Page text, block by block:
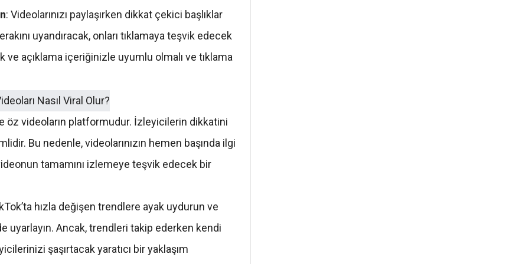
: Videolarınızı paylaşırken dikkat çekici başlıklar
uyandıracak, onları tıklamaya teşvik edecek
açıklama içeriğinizle uyumlu olmalı ve tıklama
öz videoların platformudur. İzleyicilerin dikkatini
Bu nedenle, videolarınızın hemen başında ilgi
tamamını izlemeye teşvik edecek bir
hızla değişen trendlere ayak uydurun ve
Ancak, trendleri takip ederken kendi
şaşırtacak yaratıcı bir yaklaşım